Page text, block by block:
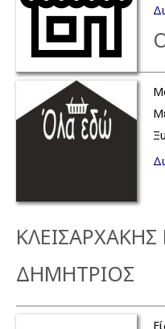
ΚΛΕΙΣΑΡΧΑΚΗΣ
ΔΗΜΗΤΡΙΟΣ